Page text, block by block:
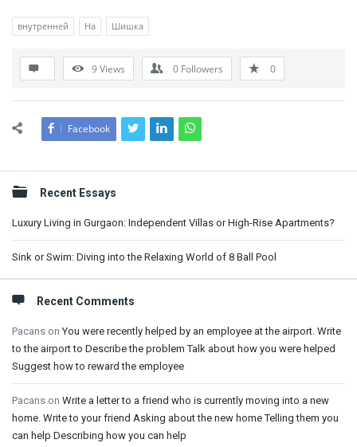
внутренней На Шишка
9Views 0 Followers 0
Facebook
Sidebar
Recent Essays
Luxury Living in Gurgaon: Independent Villas or High-Rise Apartments?
Sink or Swim: Diving into the Relaxing World of 8 Ball Pool
Recent Comments
Pacans onYou were recently helped by an employee at the airport. Write
to the airport to Describe the problem Talk about how you were helped
Suggest how to reward the employee
Pacans on Write a letter to a friend who is currently moving into a new
home. Write to your friend Asking about the new home Telling them you
can help Describing how you can help